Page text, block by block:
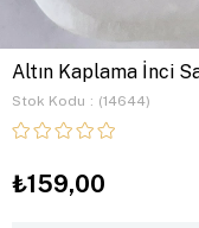
Altın Kaplama İnci
Stok Kodu (14644)
₺159,00